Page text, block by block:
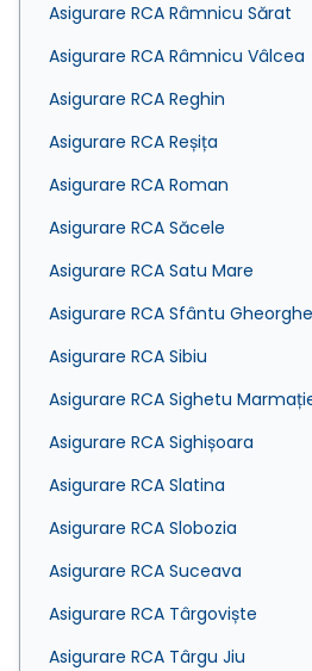
Asigurare RCA Râmnicu Sărat
Asigurare RCA Râmnicu Vâlcea
Asigurare RCA Reghin
Asigurare RCA Reșița
Asigurare RCA Roman
Asigurare RCA Săcele
Asigurare RCA Satu Mare
Asigurare RCA Sfântu Gheorghe
Asigurare RCA Sibiu
Asigurare RCA Sighetu
Asigurare RCA Sighișoara
Asigurare RCA Slatina
Asigurare RCA Slobozia
Asigurare RCA Suceava
Asigurare RCA Târgoviște
Asigurare RCA Târgu Jiu